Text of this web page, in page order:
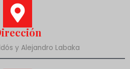
y Alejandro Labaka